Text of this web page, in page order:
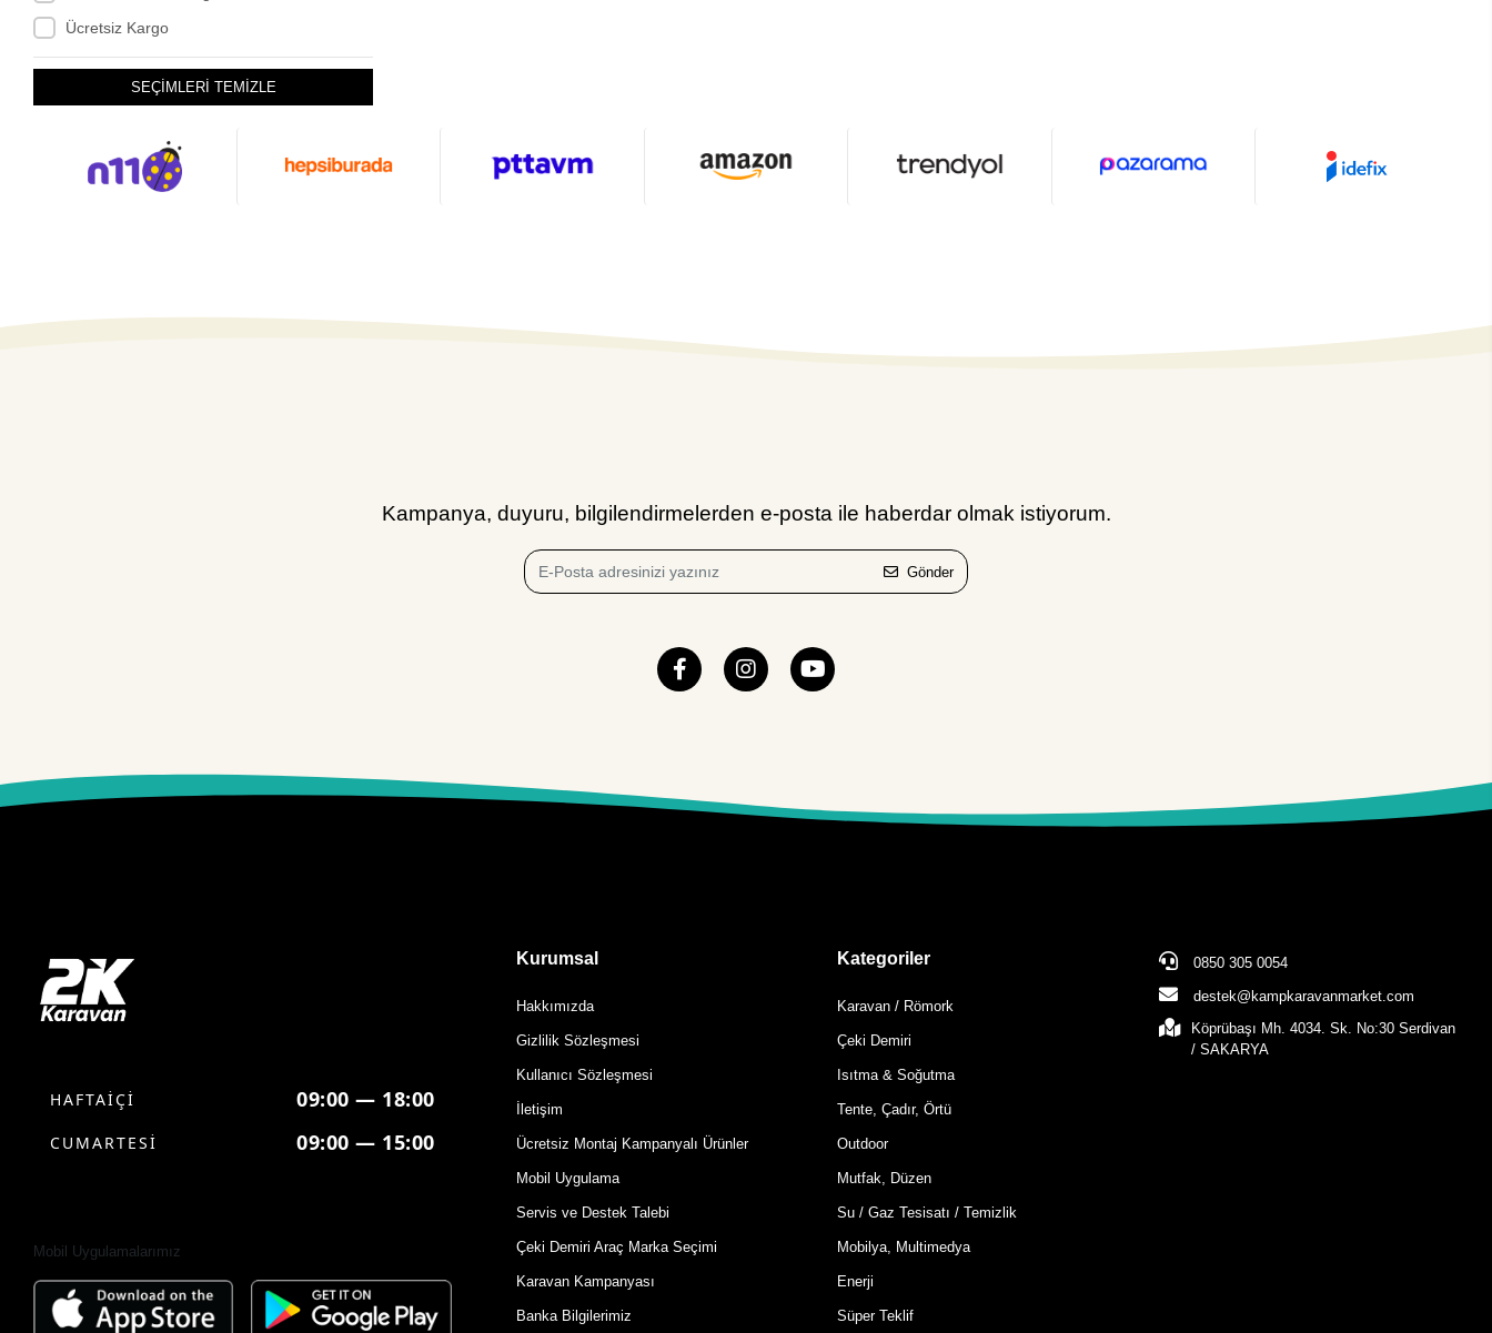
BiOWiSH
Bluetti
CADAC
Dorema StarCamp
Enduro
EpSolar
Frankana Freiko
Freidola
Ücretsiz Kargo
SEÇİMLERİ TEMİZLE
Kampanya, duyuru, bilgilendirmelerden e-posta ile haberdar olmak istiyorum.
Gönder
HAFTAİÇİ 09:00 — 18:00
CUMARTESİ 09:00 — 15:00
Mobil Uygulamalarımız
Kurumsal
Hakkımızda
Gizlilik Sözleşmesi
Kullanıcı Sözleşmesi
İletişim
Ücretsiz Montaj Kampanyalı Ürünler
Mobil Uygulama
Servis ve Destek Talebi
Çeki Demiri Araç Marka Seçimi
Karavan Kampanyası
Banka Bilgilerimiz
Kategoriler
Karavan / Römork
Çeki Demiri
Isıtma & Soğutma
Tente, Çadır, Örtü
Outdoor
Mutfak, Düzen
Su / Gaz Tesisatı / Temizlik
Mobilya, Multimedya
Enerji
Süper Teklif
0850 305 0054
destek@kampkaravanmarket.com
Köprübaşı Mh. 4034. Sk. No:30 Serdivan
/ SAKARYA